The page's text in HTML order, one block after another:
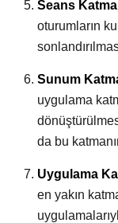
Seans
oturumların
Sunum
uygulama
da bu
Uygulama
en yakın